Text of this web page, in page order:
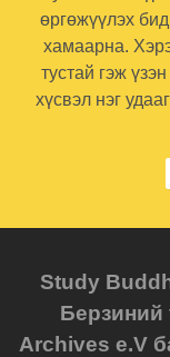
өргөжүүлэх
хамаарна.
тустай гэж
хүсвэл нэг
Study
Берзиний
Archives e.V